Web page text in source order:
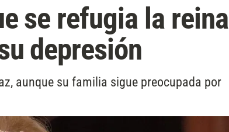
se refugia la reina
depresión
aunque su familia sigue preocupada por